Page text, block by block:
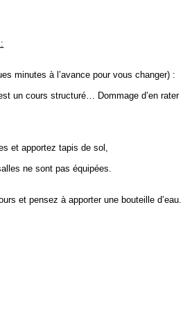
minutes à l’avance pour vous changer) :
un cours structuré… Dommage d’en rater
et apportez tapis de sol,
ne sont pas équipées.
et pensez à apporter une bouteille d’eau.